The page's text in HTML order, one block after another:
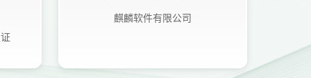
麒麟软件有限公司